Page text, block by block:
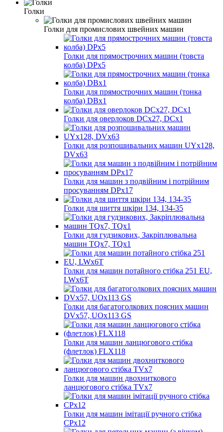
Голки
Голки для промислових швейних машин
Голки для прямострочних машин (товста
колба) DPx5
Голки для прямострочних машин (тонка
колба) DBx1
Голки для оверлоков DCх27, DCх1
Голки для розпошивальних машин UYx128,
DVх63
Голки для машин з подвійним і потрійним
просуванням DPx17
Голки для шиття шкіри 134, 134-35
Голки для гудзикових, Закріплювальна
машин TQх7, TQх1
Голки для машин потайного стібка 251 EU,
LWx6T
Голки для багатоголкових поясних машин
DVx57, UOx113 GS
Голки для машин ланцюгового стібка
(флетлок) FLX118
Голки для машин двохниткового
ланцюгового стібка TVх7
Голки для машин імітації ручного стібка
CPх12